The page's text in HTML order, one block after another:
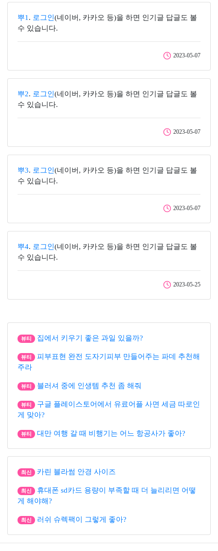
뿌1 . 로그인 (네이버, 카카오 등)을 하면 인기글 답글도 볼
수 있습니다.
2023-05-07
뿌2. 로그인 (네이버, 카카오 등)을 하면 인기글 답글도 볼
수 있습니다.
2023-05-07
뿌3. 로그인 (네이버, 카카오 등)을 하면 인기글 답글도 볼
수 있습니다.
2023-05-07
뿌4. 로그인 (네이버, 카카오 등)을 하면 인기글 답글도 볼
수 있습니다.
2023-05-25
뷰티 집에서 키우기 좋은 과일 있을까?
뷰티
피부표현 완전 도자기피부 만들어주는 파데 추천해
주라
뷰티 블러셔 중에 인생템 추천 좀 해줘
뷰티
구글 플레이스토어에서 유료어플 사면 세금 따로인
게 맞아?
뷰티 대만 여행 갈 때 비행기는 어느 항공사가 좋아?
최신 카린 블라썸 안경 사이즈
최신
휴대폰 sd카드 용량이 부족할 때 더 늘리리면 어떻
게 해야해?
최신 러쉬 슈렉팩이 그렇게 좋아?